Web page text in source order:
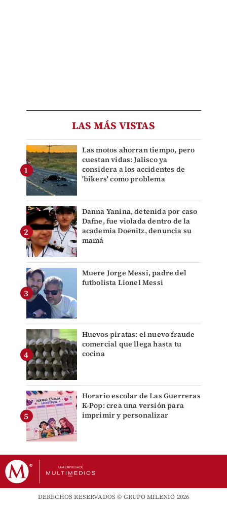
LAS MÁS VISTAS
Las motos ahorran tiempo, pero
cuestan vidas: Jalisco ya
considera a los accidentes de
'bikers' como problema
Danna Yanina, detenida por caso
Dafne, fue violada dentro de la
academia Doenitz, denuncia su
mamá
Muere Jorge Messi, padre del
futbolista Lionel Messi
Huevos piratas: el nuevo fraude
comercial que llega hasta tu
cocina
Horario escolar de Las Guerreras
K-Pop: crea una versión para
imprimir y personalizar
DERECHOS RESERVADOS © GRUPO MILENIO 2026